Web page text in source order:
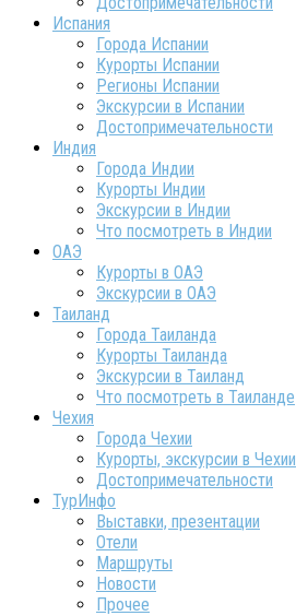
Испания
Города Испании
Курорты Испании
Регионы Испании
Экскурсии в Испании
Достопримечательности
Индия
Города Индии
Курорты Индии
Экскурсии в Индии
Что посмотреть в Индии
ОАЭ
Курорты в ОАЭ
Экскурсии в ОАЭ
Таиланд
Города Таиланда
Курорты Таиланда
Экскурсии в Таиланд
Что посмотреть в Таиланде
Чехия
Города Чехии
Курорты, экскурсии в Чехии
Достопримечательности
ТурИнфо
Выставки, презентации
Отели
Маршруты
Новости
Прочее